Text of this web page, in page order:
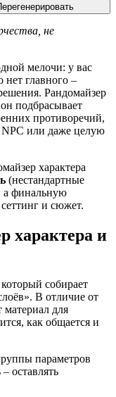
не
мелочи: у вас
нет главного –
Рандомайзер
подбрасывает
противоречий,
NPC или даже целую
характера
(нестандартные
а финальную
и сюжет.
характера и
собирает
В отличие от
материал для
как общается и
параметров
оставлять